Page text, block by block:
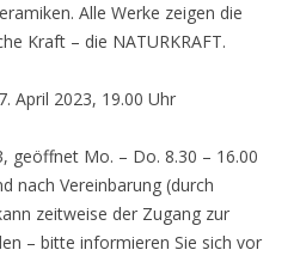
Alle Werke zeigen die
Kraft – die NATURKRAFT.
April 2023, 19.00 Uhr
geöffnet Mo. – Do. 8.30 – 16.00
nach Vereinbarung (durch
zeitweise der Zugang zur
– bitte informieren Sie sich vor